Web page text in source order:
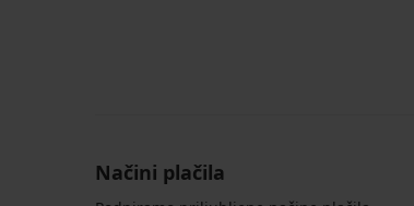
Načini plačila